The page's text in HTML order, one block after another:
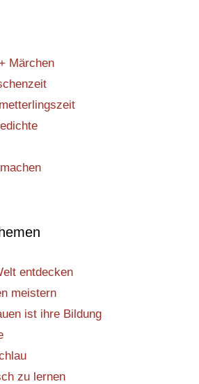
Märchen
entdecken
meistern
ist ihre Bildung
zu lernen